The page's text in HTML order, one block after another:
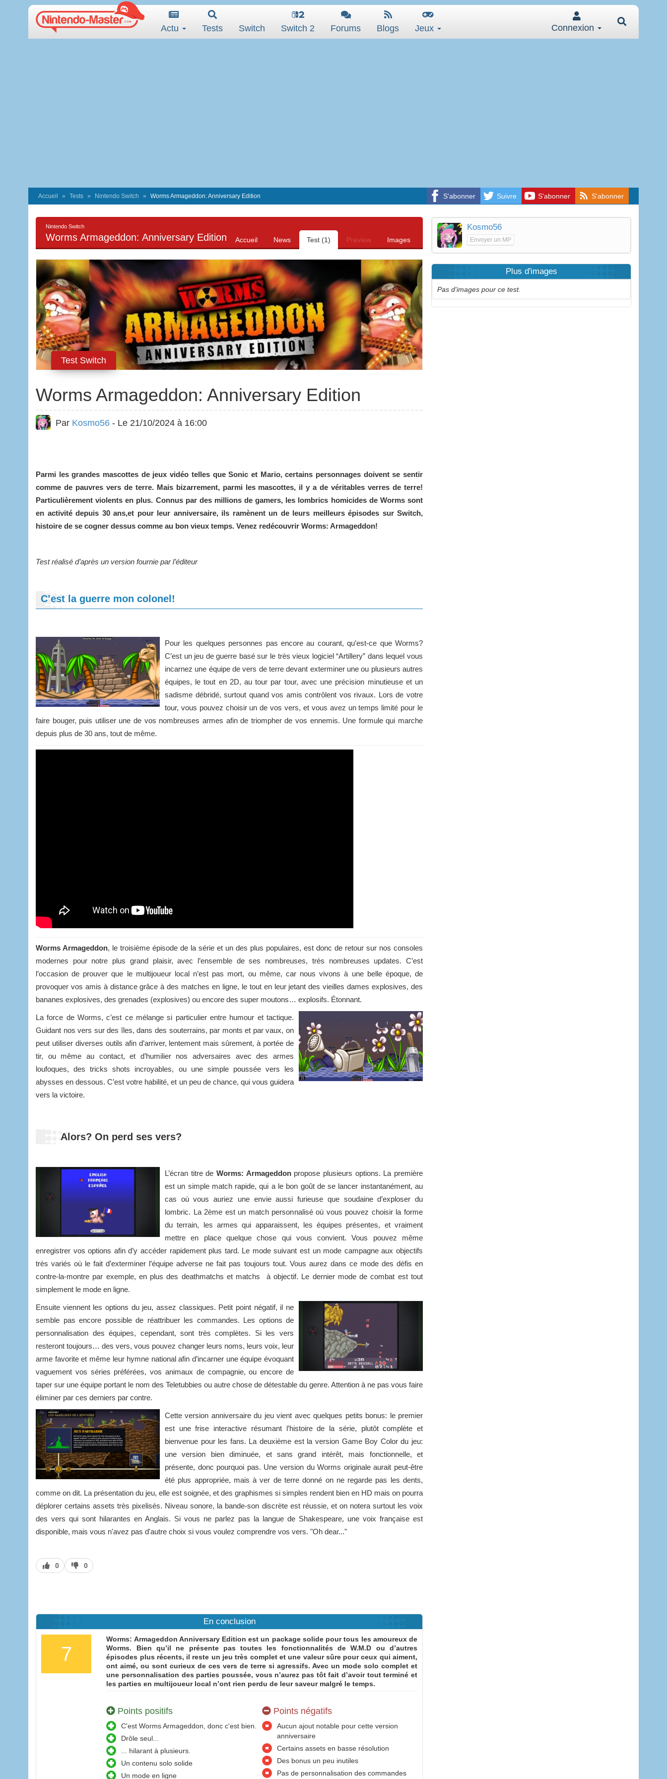
Actu Tests Switch Switch 2 Forums Blogs Jeux Connexion
S'abonner Suivre S'abonner S'abonner
Accueil Tests Nintendo Switch Worms Armageddon: Anniversary Edition
Nintendo Switch
Worms Armageddon: Anniversary Edition Accueil News Test (1) Preview Images
Test Switch
Worms Armageddon: Anniversary Edition
Par Kosmo56 - Le 21/10/2024 à 16:00
Parmi les grandes mascottes de jeux vidéo telles que Sonic et Mario, certains personnages doivent se sentir
comme de pauvres vers de terre. Mais bizarrement, parmi les mascottes, il y a de véritables verres de terre!
Particulièrement violents en plus. Connus par des millions de gamers, les lombrics homicides de Worms sont
en activité depuis 30 ans,et pour leur anniversaire, ils ramènent un de leurs meilleurs épisodes sur Switch,
histoire de se cogner dessus comme au bon vieux temps. Venez redécouvrir Worms: Armageddon!
Test réalisé d’après un version fournie par l’éditeur
C’est la guerre mon colonel!
Pour les quelques personnes pas encore au courant, qu’est-ce que Worms?
C’est un jeu de guerre basé sur le très vieux logiciel “Artillery” dans lequel vous
incarnez une équipe de vers de terre devant exterminer une ou plusieurs autres
équipes, le tout en 2D, au tour par tour, avec une précision minutieuse et un
sadisme débridé, surtout quand vos amis contrôlent vos rivaux. Lors de votre
tour, vous pouvez choisir un de vos vers, et vous avez un temps limité pour le
faire bouger, puis utiliser une de vos nombreuses armes afin de triompher de vos ennemis. Une formule qui marche
depuis plus de 30 ans, tout de même.
Worms Armageddon, le troisième épisode de la série et un des plus populaires, est donc de retour sur nos consoles
modernes pour notre plus grand plaisir, avec l’ensemble de ses nombreuses, très nombreuses updates. C’est
l’occasion de prouver que le multijoueur local n’est pas mort, ou même, car nous vivons à une belle époque, de
provoquer vos amis à distance grâce à des matches en ligne, le tout en leur jetant des vieilles dames explosives, des
bananes explosives, des grenades (explosives) ou encore des super moutons… explosifs. Étonnant.
La force de Worms, c’est ce mélange si particulier entre humour et tactique.
Guidant nos vers sur des îles, dans des souterrains, par monts et par vaux, on
peut utiliser diverses outils afin d’arriver, lentement mais sûrement, à portée de
tir, ou même au contact, et d’humilier nos adversaires avec des armes
loufoques, des tricks shots incroyables, ou une simple poussée vers les
abysses en dessous. C’est votre habilité, et un peu de chance, qui vous guidera
vers la victoire.
Alors? On perd ses vers?
L’écran titre de Worms: Armageddonpropose plusieurs options. La première
est un simple match rapide, qui a le bon goût de se lancer instantanément, au
cas où vous auriez une envie aussi furieuse que soudaine d’exploser du
lombric. La 2ème est un match personnalisé où vous pouvez choisir la forme
du terrain, les armes qui apparaissent, les équipes présentes, et vraiment
mettre en place quelque chose qui vous convient. Vous pouvez même
enregistrer vos options afin d’y accéder rapidement plus tard. Le mode suivant est un mode campagne aux objectifs
très variés où le fait d’exterminer l’équipe adverse ne fait pas toujours tout. Vous aurez dans ce mode des défis en
contre-la-montre par exemple, en plus des deathmatchs et matchs à objectif. Le dernier mode de combat est tout
simplement le mode en ligne.
Ensuite viennent les options du jeu, assez classiques. Petit point négatif, il ne
semble pas encore possible de réattribuer les commandes. Les options de
personnalisation des équipes, cependant, sont très complètes. Si les vers
resteront toujours… des vers, vous pouvez changer leurs noms, leurs voix, leur
arme favorite et même leur hymne national afin d’incarner une équipe évoquant
vaguement vos séries préférées, vos animaux de compagnie, ou encore de
taper sur une équipe portant le nom des Teletubbies ou autre chose de détestable du genre. Attention à ne pas vous faire
éliminer par ces derniers par contre.
Cette version anniversaire du jeu vient avec quelques petits bonus: le premier
est une frise interactive résumant l’histoire de la série, plutôt complète et
bienvenue pour les fans. La deuxième est la version Game Boy Color du jeu:
une version bien diminuée, et sans grand intérêt, mais fonctionnelle, et
présente, donc pourquoi pas. Une version du Worms originale aurait peut-être
été plus appropriée, mais à ver de terre donné on ne regarde pas les dents,
comme on dit. La présentation du jeu, elle est soignée, et des graphismes si simples rendent bien en HD mais on pourra
déplorer certains assets très pixelisés. Niveau sonore, la bande-son discrète est réussie, et on notera surtout les voix
des vers qui sont hilarantes en Anglais. Si vous ne parlez pas la langue de Shakespeare, une voix française est
disponible, mais vous n'avez pas d'autre choix si vous voulez comprendre vos vers. "Oh dear..."
J’aime
0
J’aime
pas
0
En conclusion
7
Worms: Armageddon Anniversary Edition est un package solide pour tous les amoureux de
Worms. Bien qu’il ne présente pas toutes les fonctionnalités de W.M.D ou d’autres
épisodes plus récents, il reste un jeu très complet et une valeur sûre pour ceux qui aiment,
ont aimé, ou sont curieux de ces vers de terre si agressifs. Avec un mode solo complet et
une personnalisation des parties poussée, vous n’aurez pas tôt fait d’avoir tout terminé et
les parties en multijoueur local n’ont rien perdu de leur saveur malgré le temps.
Points positifs
C'est Worms Armageddon, donc c'est bien.
Drôle seul...
... hilarant à plusieurs.
Un contenu solo solide
Un mode en ligne
Points négatifs
Aucun ajout notable pour cette version
anniversaire
Certains assets en basse résolution
Des bonus un peu inutiles
Pas de personnalisation des commandes
Kosmo56
Envoyer un MP
Plus d'images
Pas d'images pour ce test.